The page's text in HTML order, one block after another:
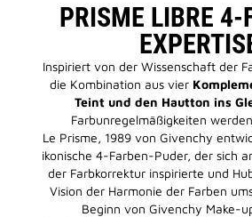
PRISME LIBRE 4-
Inspiriert von der Wissenschaft der
die Kombination aus vier
Teint und den Hautton ins
Farbunregelmäßigkeiten
Le Prisme, 1989 von Givenchy
ikonische 4-Farben-Puder, der sich
der Farbkorrektur inspirierte und
Vision der Harmonie der Farben
Beginn von Givenchy Make-